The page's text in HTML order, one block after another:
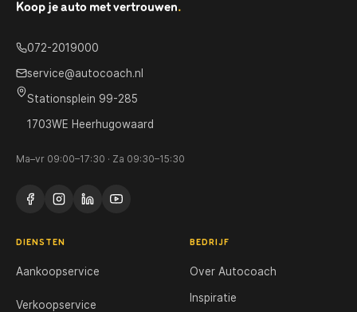
Koop je auto met vertrouwen.
072-2019000
service@autocoach.nl
Stationsplein 99-285
1703WE Heerhugowaard
Ma–vr 09:00–17:30 · Za 09:30–15:30
DIENSTEN
Aankoopservice
Verkoopservice
BEDRIJF
Over Autocoach
Inspiratie